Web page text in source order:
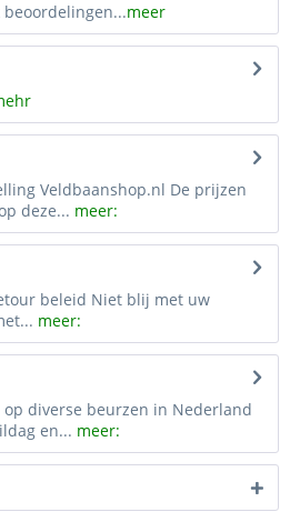
beoordelingen...meer
Veldbaanshop.nl De prijzen
deze... meer:
beleid Niet blij met uw
meer:
diverse beurzen in Nederland
en... meer: